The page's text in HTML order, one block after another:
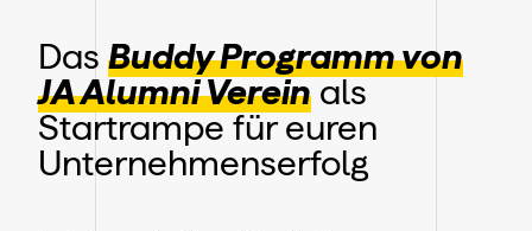
Das Buddy Programm von
JA Alumni Vereinals
Startrampe für euren
Unternehmenserfolg